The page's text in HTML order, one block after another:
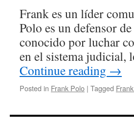
Frank es un líder
Polo es un defensor
conocido por luchar
en el sistema
Continue reading →
Posted in Frank Polo | Tagged